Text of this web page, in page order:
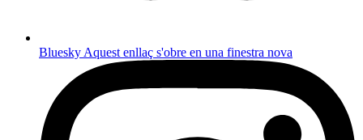
BlueskyAquest enllaç s'obre en una finestra nova